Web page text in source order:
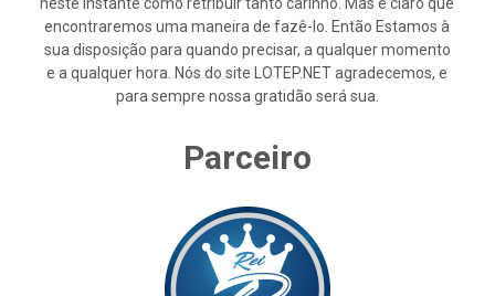
encontraremos uma maneira de fazê-lo. Então Estamos à
sua disposição para quando precisar, a qualquer momento
e a qualquer hora. Nós do site LOTEP.NET agradecemos, e
para sempre nossa gratidão será sua.
Parceiro